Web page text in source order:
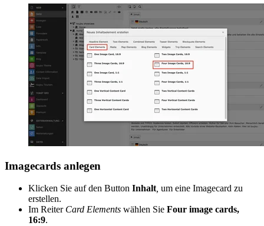
Imagecards anlegen
Klicken Sie auf den Button Inhalt um eine Imagecard zu
erstellen.
Im Reiter Card Elements wählen Sie Four image cards,
16:9.